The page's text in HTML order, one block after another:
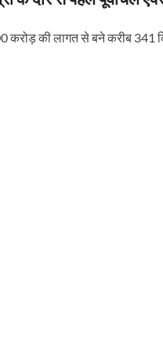
करोड़ की लागत से बने करीब 341